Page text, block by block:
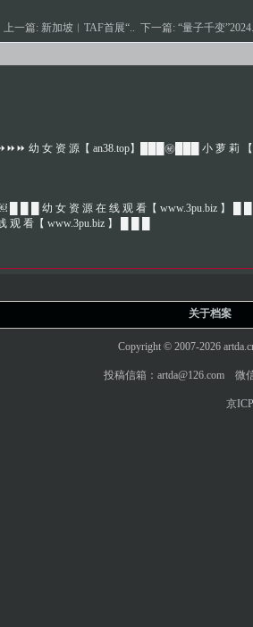
上一篇: 新加坡︱TAF首展“.. 下一篇: “量子千变
幼 女 资 源【 an38.top】███㊙️███ 小 萝 莉 【
█ █ █ 幼 女 资 源 在 线 观 看【 www.3pu.biz 】 █
观 看【 www.3pu.biz 】 █ █ █
关于档案
Copyright © 2007-2026
投稿信箱：artda@126.com 微
京